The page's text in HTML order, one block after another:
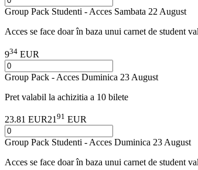
Group Pack Studenti - Acces Sambata 22 August
Acces se face doar în baza unui carnet de student
934 EUR
Group Pack - Acces Duminica 23 August
Pret valabil la achizitia a 10 bilete
23.81 EUR21 91 EUR
Group Pack Studenti - Acces Duminica 23 August
Acces se face doar în baza unui carnet de student